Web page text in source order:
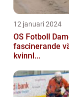
12 januari 2024
OS Fotboll
fascinerande
kvinnl...